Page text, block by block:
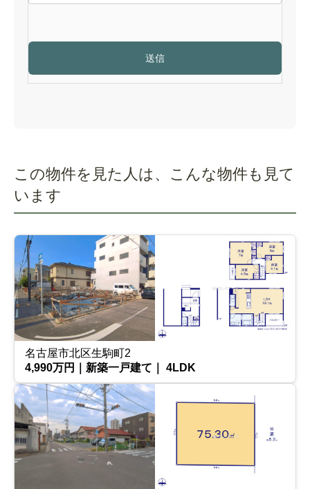
この物件を見た人は、こんな物件も見て
います
名古屋市北区生駒町2
4,990万円｜新築一戸建て｜ 4LDK